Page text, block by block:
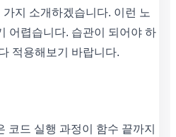
지 소개하겠습니다. 이런 노
어렵습니다. 습관이 되어야 하
적용해보기 바랍니다.
코드 실행 과정이 함수 끝까지